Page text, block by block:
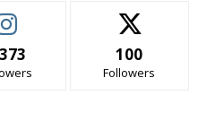
100
Followers